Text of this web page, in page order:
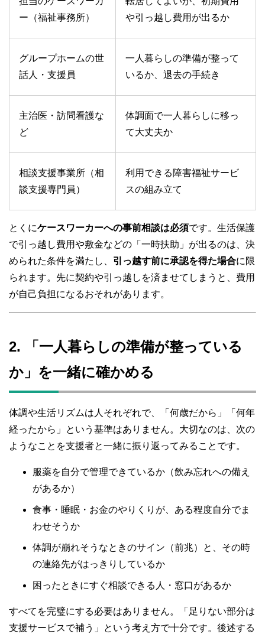
ー（福祉事務所）
や引っ越し費用が出るか
グループホームの世
話人・支援員
一人暮らしの準備が整って
いるか、退去の手続き
主治医・訪問看護な
ど
体調面で一人暮らしに移っ
て大丈夫か
相談支援事業所（相
談支援専門員）
利用できる障害福祉サービ
スの組み立て
とくにケースワーカーへの事前相談は必須です。生活保護
で引っ越し費用や敷金などの「一時扶助」が出るのは、決
められた条件を満たし、 引っ越す前に承認を得た場合に限
られます。先に契約や引っ越しを済ませてしまうと、費用
が自己負担になるおそれがあります。
2. 「一人暮らしの準備が整っている
か」を一緒に確かめる
体調や生活リズムは人それぞれで、「何歳だから」「何年
経ったから」という基準はありません。大切なのは、次の
ようなことを支援者と一緒に振り返ってみることです。
服薬を自分で管理できているか（飲み忘れへの備え
があるか）
食事・睡眠・お金のやりくりが、ある程度自分でま
わせそうか
体調が崩れそうなときのサイン（前兆）と、その時
の連絡先がはっきりしているか
困ったときにすぐ相談できる人・窓口があるか
すべてを完璧にする必要はありません。「足りない部分は
支援サービスで補う」という考え方で十分です。後述する